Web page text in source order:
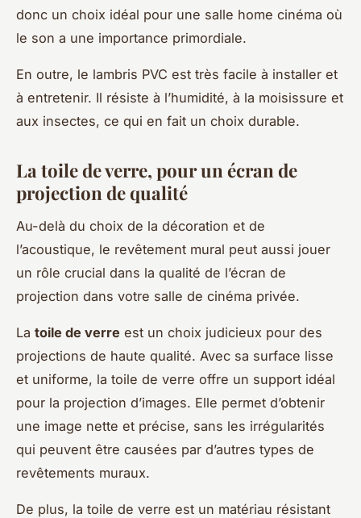
donc un choix idéal pour une salle home cinéma où
le son a une importance primordiale.
En outre, le lambris PVC est très facile à installer et
à entretenir. Il résiste à l’humidité, à la moisissure et
aux insectes, ce qui en fait un choix durable.
La toile de verre, pour un écran de
projection de qualité
Au-delà du choix de la décoration et de
l’acoustique, le revêtement mural peut aussi jouer
un rôle crucial dans la qualité de l’écran de
projection dans votre salle de cinéma privée.
La toile de verre est un choix judicieux pour des
projections de haute qualité. Avec sa surface lisse
et uniforme, la toile de verre offre un support idéal
pour la projection d’images. Elle permet d’obtenir
une image nette et précise, sans les irrégularités
qui peuvent être causées par d’autres types de
revêtements muraux.
De plus, la toile de verre est un matériau résistant